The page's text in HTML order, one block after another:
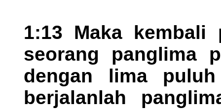
1:13 Maka kembali
seorang panglima
dengan lima
berjalanlah